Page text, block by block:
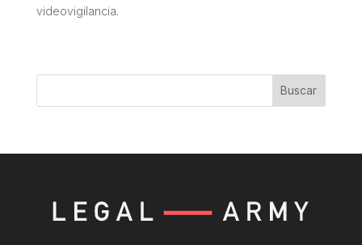
videovigilancia.
Buscar